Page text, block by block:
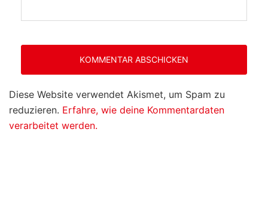
Diese Website verwendet Akismet, um Spam zu
reduzieren. Erfahre, wie deine Kommentardaten
verarbeitet werden.